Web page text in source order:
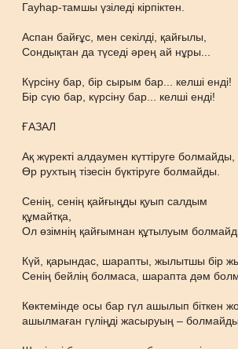
Гауһар-тамшы үзіледі кірпіктен.
Аспан байғұс, мен секілді, қайғылы,
Сондықтан да түседі әрең ай нұры...
Күрсіну бар, бір сырым бар... келші енді!
Бір сүю бар, күрсіну бар... келші енді!
ҒАЗАЛ
Ақ жүректі алдаумен күттіруге болмайды,
Өр рухтың тізесін бүктіруге болмайды.
Сенің, сенің қайғыңды қуып салдым
құмайтқа,
Ол өзімнің қайғымнан құтылуым
Күй, қарындас, шарапты, жылытшы бір
Сенің бейлің болмаса, шарапта дәм
Көктемінде осы бар гүл ашылып біткен
ашылмаған гүліңді жасыруың – болмайды.